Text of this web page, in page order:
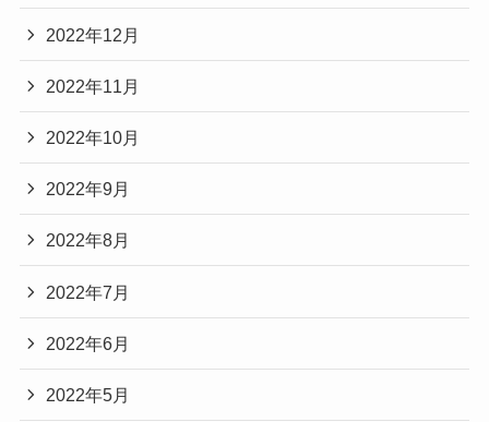
2022年12月
2022年11月
2022年10月
2022年9月
2022年8月
2022年7月
2022年6月
2022年5月